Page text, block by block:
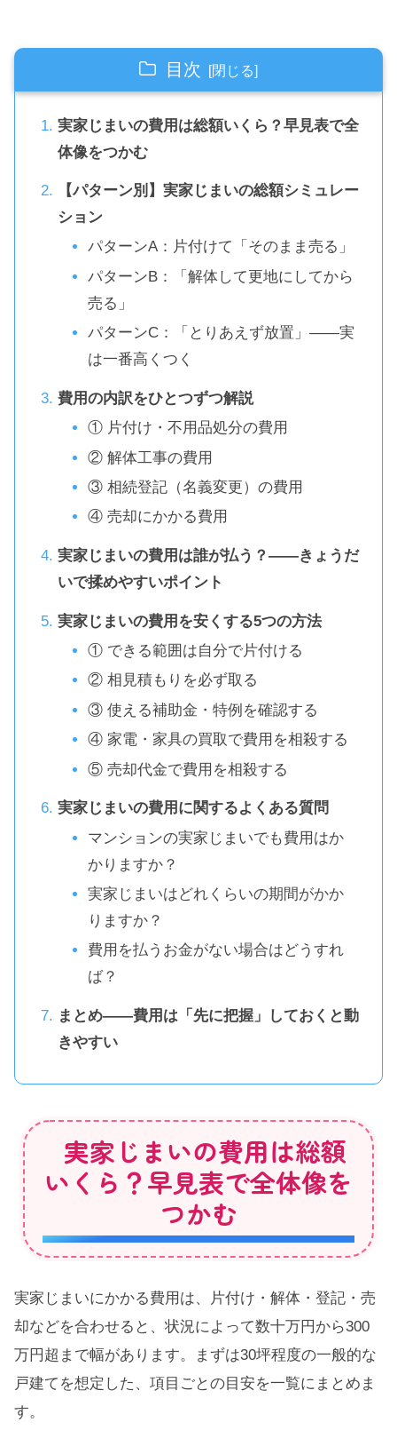
目次
実家じまいの費用は総額いくら？早見表で全
体像をつかむ
【パターン別】実家じまいの総額シミュレー
ション
パターンA：片付けて「そのまま売る」
パターンB：「解体して更地にしてから
売る」
パターンC：「とりあえず放置」——実
は一番高くつく
費用の内訳をひとつずつ解説
① 片付け・不用品処分の費用
② 解体工事の費用
③ 相続登記（名義変更）の費用
④ 売却にかかる費用
実家じまいの費用は誰が払う？——きょうだ
いで揉めやすいポイント
実家じまいの費用を安くする5つの方法
① できる範囲は自分で片付ける
② 相見積もりを必ず取る
③ 使える補助金・特例を確認する
④ 家電・家具の買取で費用を相殺する
⑤ 売却代金で費用を相殺する
実家じまいの費用に関するよくある質問
マンションの実家じまいでも費用はか
かりますか？
実家じまいはどれくらいの期間がかか
りますか？
費用を払うお金がない場合はどうすれ
ば？
まとめ——費用は「先に把握」しておくと動
きやすい
実家じまいの費用は総額
いくら？早見表で全体像を
つかむ
実家じまいにかかる費用は、片付け・解体・登記・売
却などを合わせると、状況によって数十万円から300
万円超まで幅があります。まずは30坪程度の一般的な
戸建てを想定した、項目ごとの目安を一覧にまとめま
す。